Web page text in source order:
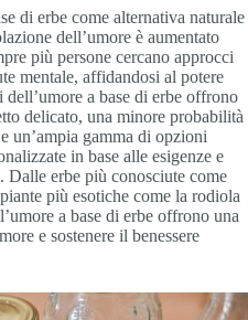
di erbe come alternativa naturale
dell’umore è aumentato
più persone cercano approcci
mentale, affidandosi al potere
a base di erbe offrono
delicato, una minore probabilità
un’ampia gamma di opzioni
in base alle esigenze e
erbe più conosciute come
più esotiche come la rodiola
a base di erbe offrono una
e sostenere il benessere